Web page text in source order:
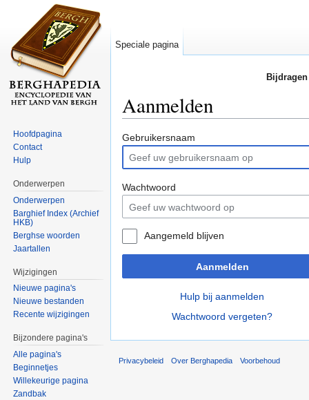
Aanmelden
Gebruikersnaam
Wachtwoord
Aangemeld blijven
Aanmelden
Hulp bij aanmelden
Wachtwoord vergeten?
Speciale pagina
Hoofdpagina
Contact
Hulp
Onderwerpen
Onderwerpen
Barghief Index (Archief
HKB)
Berghse woorden
Jaartallen
Wijzigingen
Nieuwe pagina's
Nieuwe bestanden
Recente wijzigingen
Bijzondere pagina's
Alle pagina's
Beginnetjes
Willekeurige pagina
Zandbak
Privacybeleid Over Berghapedia Voorbehoud